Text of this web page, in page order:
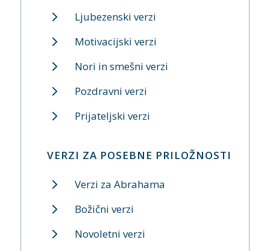
Ljubezenski verzi
Motivacijski verzi
Nori in smešni verzi
Pozdravni verzi
Prijateljski verzi
VERZI ZA POSEBNE PRILOŽNOSTI
Verzi za Abrahama
Božični verzi
Novoletni verzi